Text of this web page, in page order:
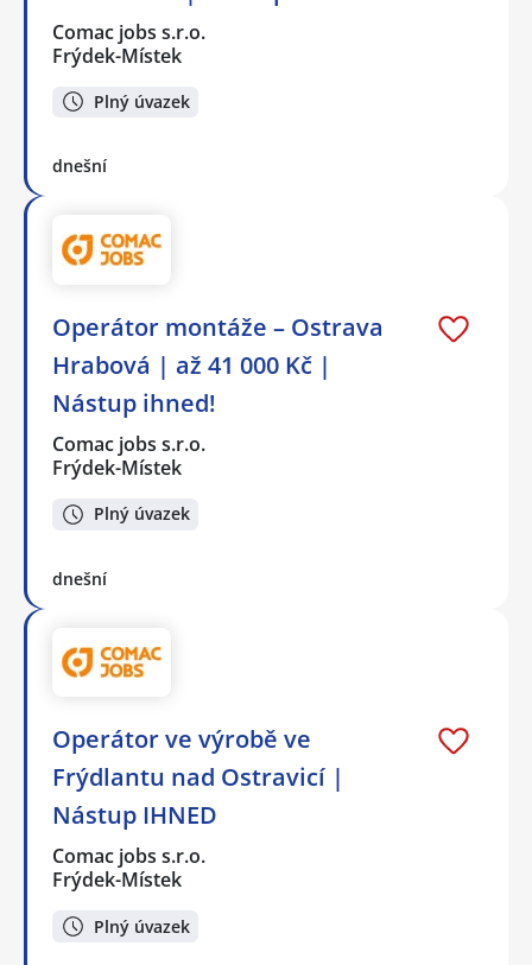
Comac jobs s.r.o.
Frýdek-Místek
Plný úvazek
dnešní
Operátor montáže – Ostrava
Hrabová | až 41 000 Kč |
Nástup ihned!
Comac jobs s.r.o.
Frýdek-Místek
Plný úvazek
dnešní
Operátor ve výrobě ve
Frýdlantu nad Ostravicí |
Nástup IHNED
Comac jobs s.r.o.
Frýdek-Místek
Plný úvazek